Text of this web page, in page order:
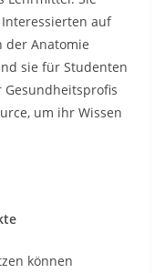
auf
der Anatomie
sie für Studenten
um ihr Wissen
können